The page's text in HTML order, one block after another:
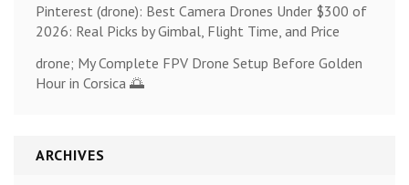
Pinterest (drone): Best Camera Drones Under $300 of
2026: Real Picks by Gimbal, Flight Time, and Price
drone; My Complete FPV Drone Setup Before Golden
Hour in Corsica 🌅
ARCHIVES